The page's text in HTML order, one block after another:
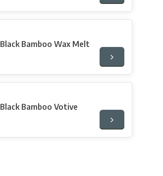
Bamboo Wax Melt
Bamboo Votive